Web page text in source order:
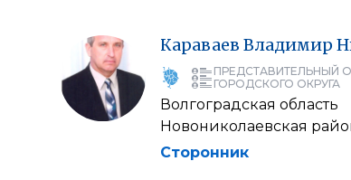
Караваев Владимир
ПРЕДСТАВИТЕЛЬНЫЙ
ГОРОДСКОГО ОКРУГА
Волгоградская область
Новониколаевская
Сторонник